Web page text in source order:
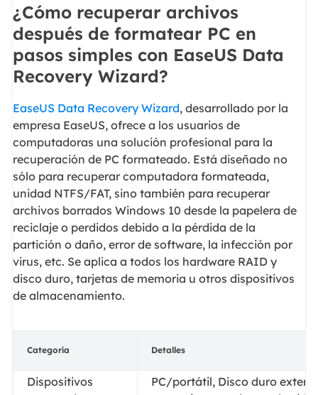
¿Cómo recuperar archivos
después de formatear PC en
pasos simples con EaseUS Data
Recovery Wizard?
EaseUS Data Recovery Wizard, desarrollado por la
empresa EaseUS, ofrece a los usuarios de
computadoras una solución profesional para la
recuperación de PC formateado. Está diseñado no
sólo para recuperar computadora formateada,
unidad NTFS/FAT, sino también para recuperar
archivos borrados Windows 10 desde la papelera de
reciclaje o perdidos debido a la pérdida de la
partición o daño, error de software, la infección por
virus, etc. Se aplica a todos los hardware RAID y
disco duro, tarjetas de memoria u otros dispositivos
de almacenamiento.
Categoría Detalles
Dispositivos
PC/portátil, Disco duro